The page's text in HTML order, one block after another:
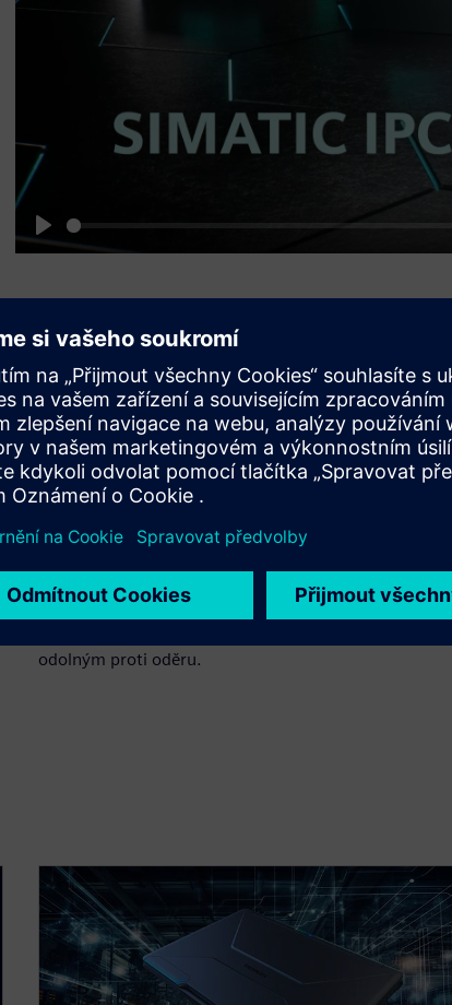
Play
Odolávat průmyslovým
podmínkám
Kompletní stínění proti elektromagnetickému rušení
nečistotám s tmavým barevným schématem a vysoce
odolným proti oděru.